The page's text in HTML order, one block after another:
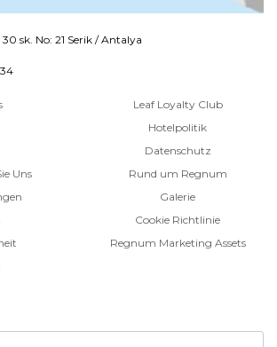
sk. No: 21 Serik / Antalya
Uns
Leaf Loyalty Club
Hotelpolitik
Datenschutz
Rund um Regnum
Galerie
Cookie Richtlinie
Regnum Marketing Assets